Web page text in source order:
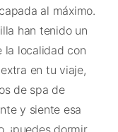
al máximo.
han tenido un
la localidad con
en tu viaje,
de spa de
y siente esa